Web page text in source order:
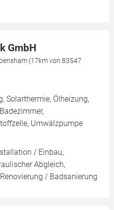
GmbH
(17km von 83547
Solarthermie, Ölheizung,
Umwälzpumpe
/ Einbau,
Abgleich,
/ Badsanierung